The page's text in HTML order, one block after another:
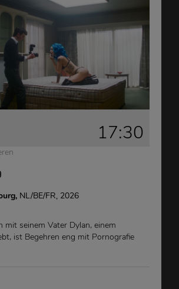
17:30
NL/BE/FR, 2026
mit seinem Vater Dylan, einem
ist Begehren eng mit Pornografie